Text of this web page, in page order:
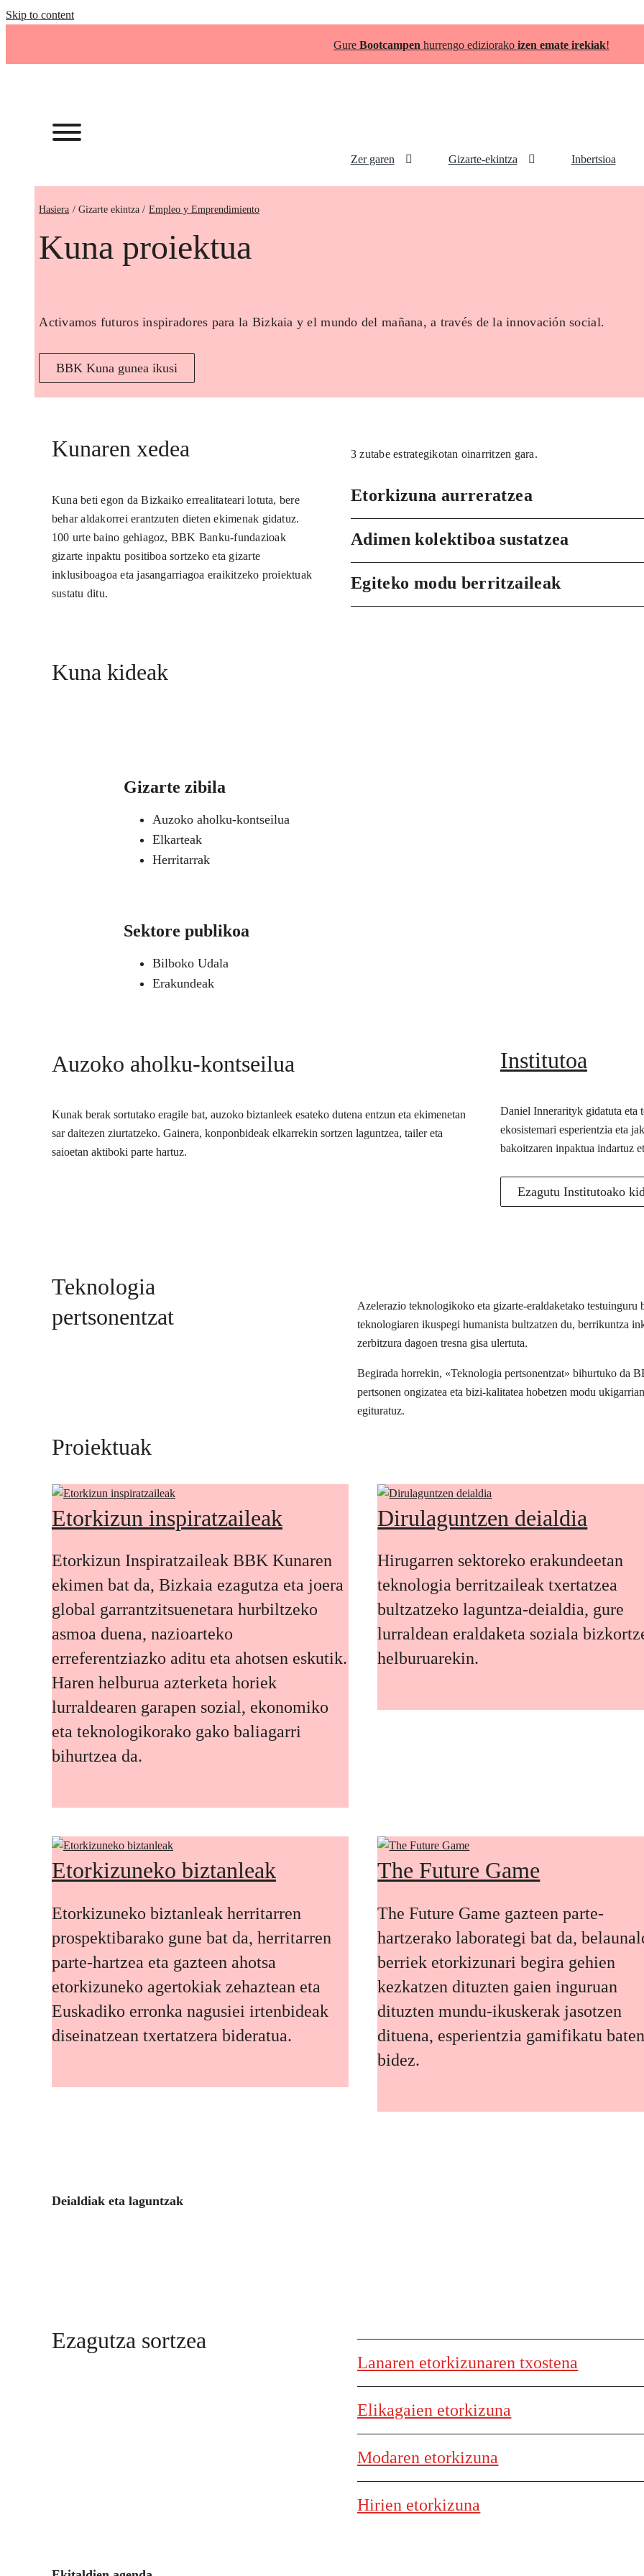
Skip to content
Gure Bootcampen hurrengo ediziorako izen emate irekiak!
Zer garen Gizarte-ekintza Inbertsioa
Hasiera Empleo y Emprendimiento
Kuna proiektua
Activamos futuros inspiradores para la Bizkaia y el mundo del mañana, a través de la innovación social.
BBK Kuna gunea ikusi
Kunaren xedea
Kuna beti egon da Bizkaiko errealitateari lotuta, bere
behar aldakorrei erantzuten dieten ekimenak gidatuz.
100 urte baino gehiagoz, BBK Banku-fundazioak
gizarte inpaktu positiboa sortzeko eta gizarte
inklusiboagoa eta jasangarriagoa eraikitzeko proiektuak
sustatu ditu.
3 zutabe estrategikotan oinarritzen gara.
Etorkizuna aurreratzea
Adimen kolektiboa sustatzea
Egiteko modu berritzaileak
Kuna kideak
Gizarte zibila
Auzoko aholku-kontseilua
Elkarteak
Herritarrak
Sektore publikoa
Bilboko Udala
Erakundeak
Auzoko aholku-kontseilua
Kunak berak sortutako eragile bat, auzoko biztanleek esateko dutena entzun eta ekimenetan
sar daitezen ziurtatzeko. Gainera, konponbideak elkarrekin sortzen laguntzea, tailer eta
saioetan aktiboki parte hartuz.
Institutoa
Daniel Innerarityk gidatuta eta
ekosistemari esperientzia eta
bakoitzaren inpaktua indartuz
Ezagutu Institutoako
Teknologia
pertsonentzat
Azelerazio teknologikoko eta gizarte-eraldaketako
teknologiaren ikuspegi humanista bultzatzen du, berrikuntza
zerbitzura dagoen tresna gisa ulertuta.
Begirada horrekin, «Teknologia pertsonentzat» bihurtuko da
pertsonen ongizatea eta bizi-kalitatea hobetzen modu
egituratuz.
Proiektuak
Etorkizun inspiratzaileak
Etorkizun Inspiratzaileak BBK Kunaren
ekimen bat da, Bizkaia ezagutza eta joera
global garrantzitsuenetara hurbiltzeko
asmoa duena, nazioarteko
erreferentziazko aditu eta ahotsen eskutik.
Haren helburua azterketa horiek
lurraldearen garapen sozial, ekonomiko
eta teknologikorako gako baliagarri
bihurtzea da.
Dirulaguntzen deialdia
Hirugarren sektoreko erakundeetan
teknologia berritzaileak txertatzea
bultzatzeko laguntza-deialdia, gure
lurraldean eraldaketa soziala
helburuarekin.
Etorkizuneko biztanleak
Etorkizuneko biztanleak herritarren
prospektibarako gune bat da, herritarren
parte-hartzea eta gazteen ahotsa
etorkizuneko agertokiak zehaztean eta
Euskadiko erronka nagusiei irtenbideak
diseinatzean txertatzera bideratua.
The Future Game
The Future Game gazteen parte-
hartzerako laborategi bat da,
berriek etorkizunari begira gehien
kezkatzen dituzten gaien inguruan
dituzten mundu-ikuskerak jasotzen
dituena, esperientzia gamifikatu
bidez.
Deialdiak eta laguntzak
Ezagutza sortzea
Lanaren etorkizunaren txostena
Elikagaien etorkizuna
Modaren etorkizuna
Hirien etorkizuna